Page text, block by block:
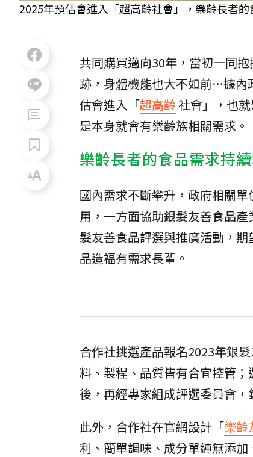
2025年預估會進入「超高齡社會」，樂齡長者
共同購買邁向30年，當初一同
跡，身體機能也大不如前…據內
估會進入「超高齡社會」，也
是本身就會有樂齡族相關需求。
樂齡長者的食品需求持
國內需求不斷攀升，政府相關
用，一方面協助銀髮友善食品
髮友善食品評選與推廣活動，
品造福有需求長輩。
合作社挑選產品報名2023年銀
料、製程、品質皆有合宜控管；
後，再經專家組成評選委員會
此外，合作社在官網設計「樂齡
利、簡單調味、成分單純無添